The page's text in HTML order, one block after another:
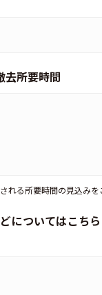
去所要時間
れる所要時間の見込みを
についてはこち